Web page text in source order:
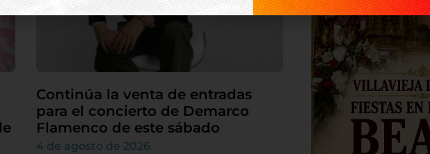
Continúa la venta de entradas
para el concierto de Demarco
Flamenco de este sábado
4 de agosto de 2026